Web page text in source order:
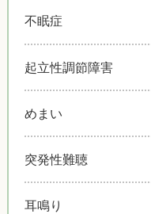
不眠症
起立性調節障害
めまい
突発性難聴
耳鳴り